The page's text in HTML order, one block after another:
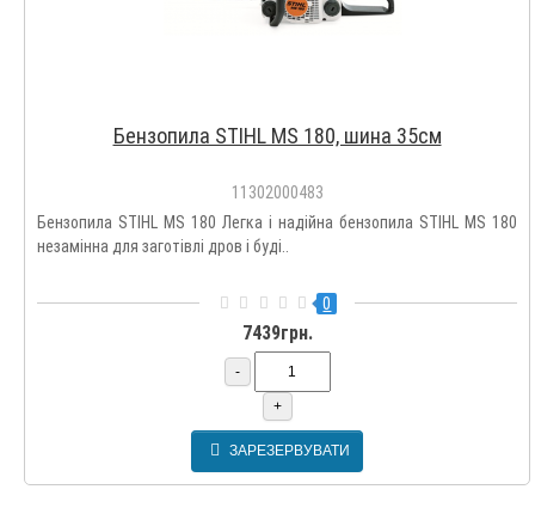
Бензопила STIHL MS 180, шина 35см
11302000483
Бензопила STIHL MS 180 Легка і надійна бензопила STIHL MS 180
незамінна для заготівлі дров і буді..
0
7439грн.
-
+
ЗАРЕЗЕРВУВАТИ